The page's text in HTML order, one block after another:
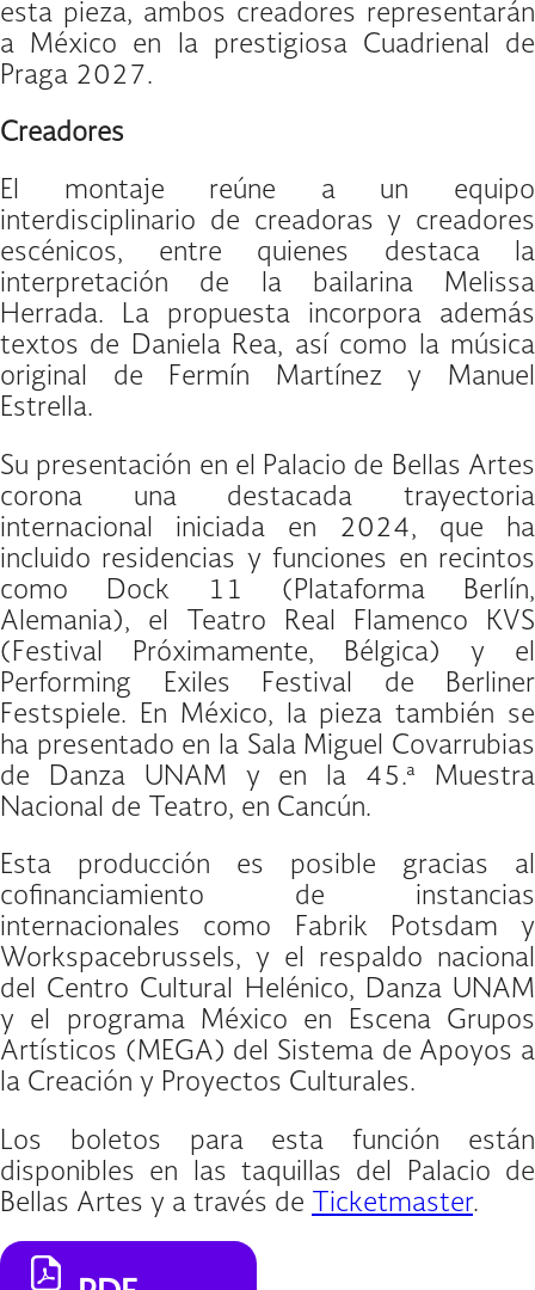
esta pieza, ambos creadores representarán
a México en la prestigiosa Cuadrienal de
Praga 2027.
Creadores
El montaje reúne a un equipo
interdisciplinario de creadoras y creadores
escénicos, entre quienes destaca la
interpretación de la bailarina Melissa
Herrada. La propuesta incorpora además
textos de Daniela Rea, así como la música
original de Fermín Martínez y Manuel
Estrella.
Su presentación en el Palacio de Bellas Artes
corona una destacada trayectoria
internacional iniciada en 2024, que ha
incluido residencias y funciones en recintos
como Dock 11 (Plataforma Berlín,
Alemania), el Teatro Real Flamenco KVS
(Festival Próximamente, Bélgica) y el
Performing Exiles Festival de Berliner
Festspiele. En México, la pieza también se
ha presentado en la Sala Miguel Covarrubias
de Danza UNAM y en la 45.ª Muestra
Nacional de Teatro, en Cancún.
Esta producción es posible gracias al
cofinanciamiento de instancias
internacionales como Fabrik Potsdam y
Workspacebrussels, y el respaldo nacional
del Centro Cultural Helénico, Danza UNAM
y el programa México en Escena Grupos
Artísticos (MEGA) del Sistema de Apoyos a
la Creación y Proyectos Culturales.
Los boletos para esta función están
disponibles en las taquillas del Palacio de
Bellas Artes y a través de
Ticketmaster.